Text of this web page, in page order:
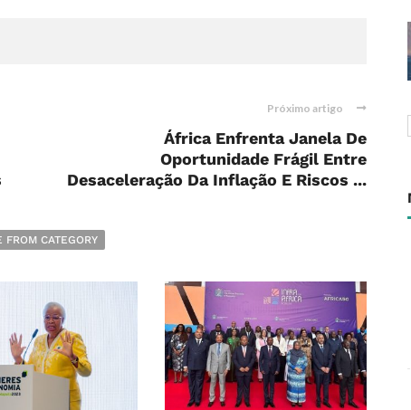
Próximo artigo
África Enfrenta Janela De
Oportunidade Frágil Entre
Desaceleração Da Inflação E Riscos ...
FROM CATEGORY